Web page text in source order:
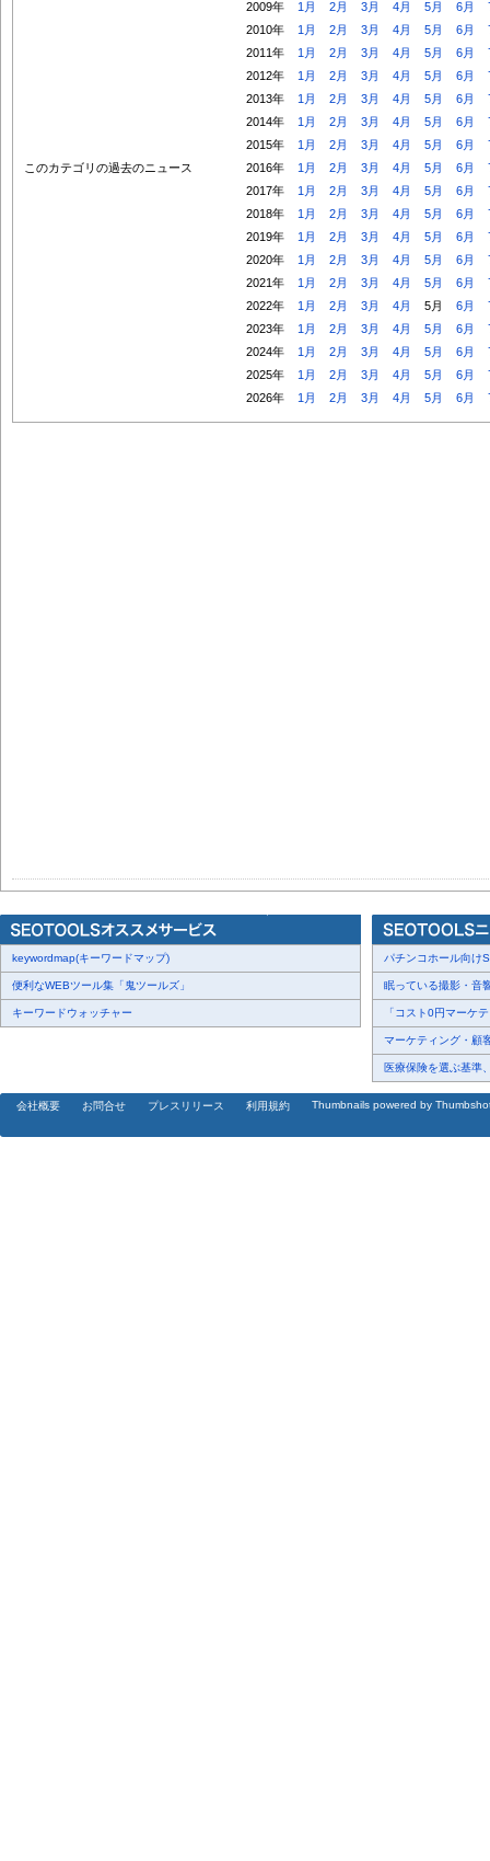
このカテゴリの過去のニュース
2009年 1月 2月 3月 4月 5月 6月
2010年
1月 2月 3月 4月 5月 6月
2011年
1月 2月 3月 4月 5月 6月
2012年
1月 2月 3月 4月 5月 6月
2013年
1月 2月 3月 4月 5月 6月
2014年
1月 2月 3月 4月 5月 6月
2015年
1月 2月 3月 4月 5月 6月
2016年
1月 2月 3月 4月 5月 6月
2017年
1月 2月 3月 4月 5月 6月
2018年
1月 2月 3月 4月 5月 6月
2019年
1月 2月 3月 4月 5月 6月
2020年
1月 2月 3月 4月 5月 6月
2021年
1月 2月 3月 4月 5月 6月
2022年
1月 2月 3月 4月 5月 6月
2023年
1月 2月 3月 4月 5月 6月
2024年
1月 2月 3月 4月 5月 6月
2025年
1月 2月 3月 4月 5月 6月
2026年
1月 2月 3月 4月 5月 6月
keywordmap(キーワードマップ)
便利なWEBツール集「鬼ツールズ」
キーワードウォッチャー
パチンコホール向け
眠っている撮影・音
「コスト0円マーケ
マーケティング・顧
医療保険を選ぶ基準
会社概要 お問合せ プレスリリース 利用規約 Thumbnails powered by